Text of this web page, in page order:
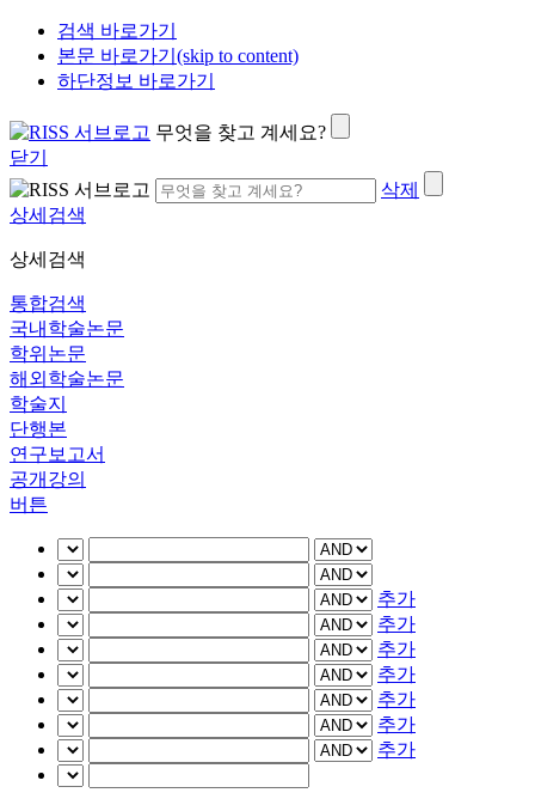
검색 바로가기
본문 바로가기(skip to content)
하단정보 바로가기
무엇을 찾고 계세요?
닫기
삭제
상세검색
상세검색
통합검색
국내학술논문
학위논문
해외학술논문
학술지
단행본
연구보고서
공개강의
버튼
추가
추가
추가
추가
추가
추가
추가